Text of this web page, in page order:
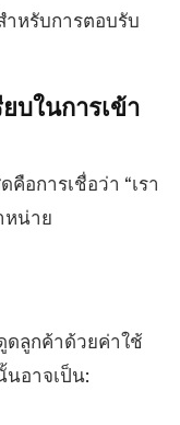
ำหรับการตอบรับ
บในการเข้า
อการเชื่อว่า “เรา
หน่าย
ดลูกค้าด้วยค่าใช้
นอาจเป็น: